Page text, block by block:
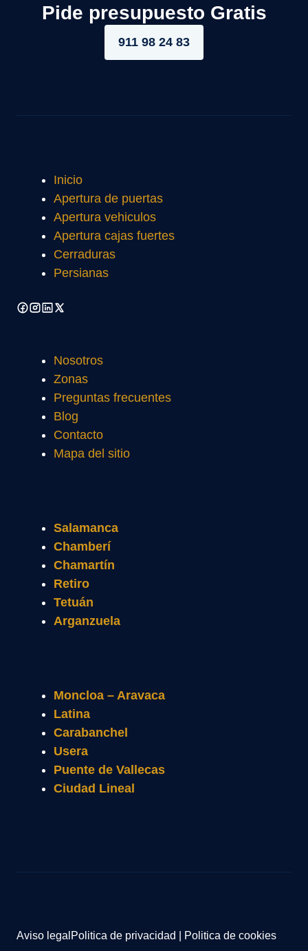
Pide presupuesto Gratis
911 98 24 83
Inicio
Apertura de puertas
Apertura vehiculos
Apertura cajas fuertes
Cerraduras
Persianas
Nosotros
Zonas
Preguntas frecuentes
Blog
Contacto
Mapa del sitio
Salamanca
Chamberí
Chamartín
Retiro
Tetuán
Arganzuela
Moncloa – Aravaca
Latina
Carabanchel
Usera
Puente de Vallecas
Ciudad Lineal
Aviso legal Politica de privacidad Politica de cookies